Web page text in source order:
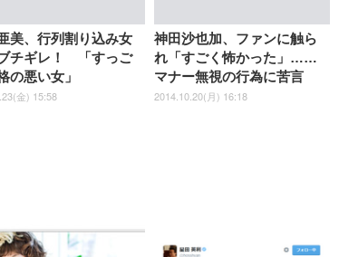
デスク
ーク
ト 30
工学 椅
上げ
ドレス
クッシ
ッシ
用 お
(ブラ
チェア 強化バックレスト 30度
ロッキング機能 人間工学 椅子
腰サポート 90度跳ね上げ式ア
ームレスト 3Dヘッドレスト
ハンガー付き 高反発クッショ
￥7,680
ッシュ 通気性 ランバーサ
ポート付き 腰サポート ガ
ス圧無段階昇降 360度回
転 キャスター付き コンパ
84～96cm テレワーク 在
￥4,139
HD（1920×1080）VA 非光
沢 HDMI/DisplayPort/VGA
スピーカー内蔵 高さ調整 ス
イベル VESA対応
ComfortView ビジネス向け
￥15,800
Gaming Monitor 24” Essential ゲ
ーミングモニター QD 24.5インチ
1ms FHD 量子ドット 残像低減 (3
年保証 | 輝点保証 | 日本メーカー)
￥34,980
・オム
単品
Smart Basic アイリスオーヤマ
ペットシーツ 超厚型 お徳用
ワイド 100枚入 (x 1) (ケース
販売)
￥3,670
ュラー 200枚入
【Amazon.co.jp限定】
￥3,731
美、行列割り込み女
チギレ！ 「すっご
の悪い女」
金) 15:58
神田沙也加、ファンに触ら
れ「すごく怖かった」……
マナー無視の行為に苦言
2014.10.20(月) 16:18